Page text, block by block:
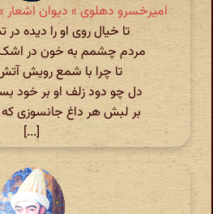
امیرخسرو دهلوی » دیوان اشعار »
تا خیال روی او را دیده
مردم چشمم به خون در
تا چرا با شمع رویش
دل چو دود زلف او بر خود
بر لبش هر داغ جانسوزی
[...]